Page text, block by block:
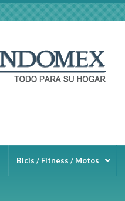
Bicis / Fitness / Motos